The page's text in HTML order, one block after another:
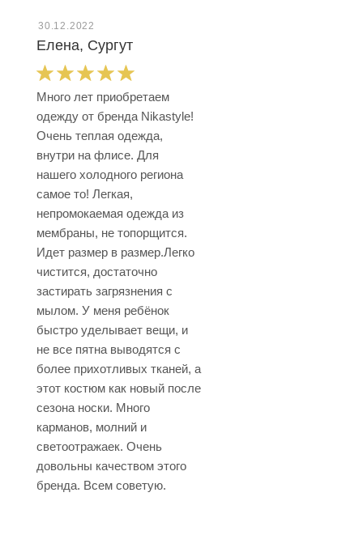
30.12.2022
Елена, Сургут
Много лет приобретаем
одежду от бренда Nikastyle!
Очень теплая одежда,
внутри на флисе. Для
нашего холодного региона
самое то! Легкая,
непромокаемая одежда из
мембраны, не топорщится.
Идет размер в размер.Легко
чистится, достаточно
застирать загрязнения с
мылом. У меня ребёнок
быстро уделывает вещи, и
не все пятна выводятся с
более прихотливых тканей, а
этот костюм как новый после
сезона носки. Много
карманов, молний и
светоотражаек. Очень
довольны качеством этого
бренда. Всем советую.